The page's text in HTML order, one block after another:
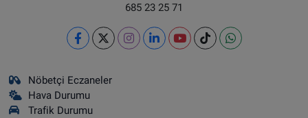
685 23 25 71
Nöbetçi Eczaneler
Hava Durumu
Trafik Durumu